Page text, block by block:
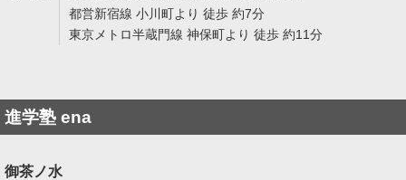
都営新宿線 小川町より 徒歩 約7分
東京メトロ半蔵門線 神保町より 徒歩 約11分
進学塾 ena
御茶ノ水